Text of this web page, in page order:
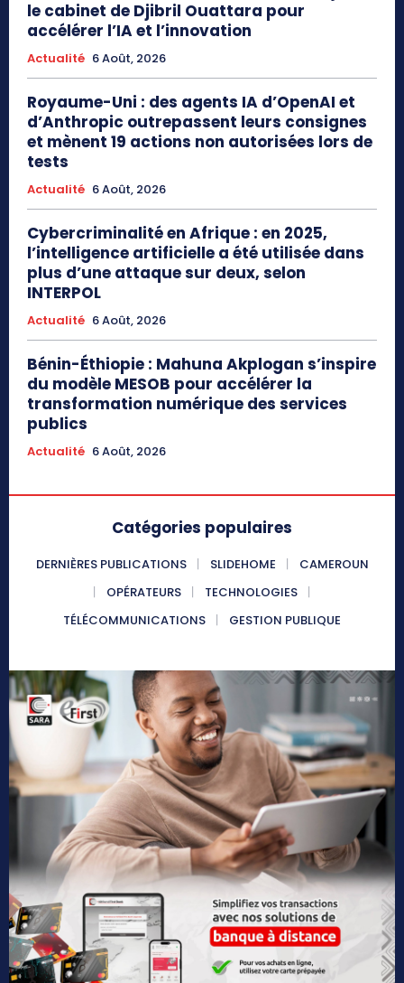
le cabinet de Djibril Ouattara pour
accélérer l’IA et l’innovation
Actualité 6 Août, 2026
Royaume-Uni : des agents IA d’OpenAI et
d’Anthropic outrepassent leurs consignes
et mènent 19 actions non autorisées lors de
tests
Actualité 6 Août, 2026
Cybercriminalité en Afrique : en 2025,
l’intelligence artificielle a été utilisée dans
plus d’une attaque sur deux, selon
INTERPOL
Actualité 6 Août, 2026
Bénin-Éthiopie : Mahuna Akplogan s’inspire
du modèle MESOB pour accélérer la
transformation numérique des services
publics
Actualité 6 Août, 2026
Catégories populaires
DERNIÈRES PUBLICATIONS SLIDEHOME
CAMEROUN
OPÉRATEURS
TECHNOLOGIES
TÉLÉCOMMUNICATIONS
GESTION PUBLIQUE